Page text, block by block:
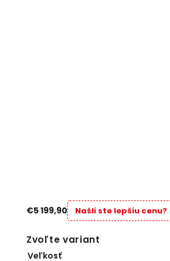
€5 199,90 Našli ste lepšiu cenu?
Zvoľte variant
Veľkosť